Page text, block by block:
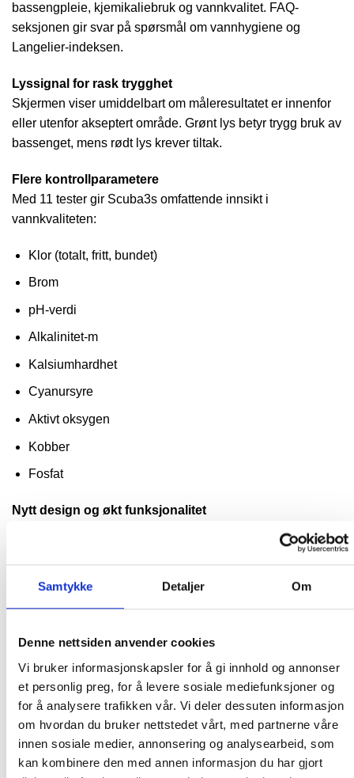
Samtykke Detaljer Om
Denne nettsiden anvender cookies
Vi bruker informasjonskapsler for å gi innhold og annonser
et personlig preg, for å levere sosiale mediefunksjoner og
for å analysere trafikken vår. Vi deler dessuten informasjon
om hvordan du bruker nettstedet vårt, med partnerne våre
innen sosiale medier, annonsering og analysearbeid, som
kan kombinere den med annen informasjon du har gjort
bassengpleie, kjemikaliebruk og vannkvalitet. FAQ-
seksjonen gir svar på spørsmål om vannhygiene og
Langelier-indeksen.
Lyssignal for rask trygghet
Skjermen viser umiddelbart om måleresultatet er innenfor
eller utenfor akseptert område. Grønt lys betyr trygg bruk av
bassenget, mens rødt lys krever tiltak.
Flere kontrollparametere
Med 11 tester gir Scuba3s omfattende innsikt i
vannkvaliteten:
Klor (totalt, fritt, bundet)
Brom
pH-verdi
Alkalinitet-m
Kalsiumhardhet
Cyanursyre
Aktivt oksygen
Kobber
Fosfat
Nytt design og økt funksjonalitet
Scuba3s har ergonomisk design som ligger godt i hånden.
Den flate baksiden gjør den praktisk å oppbevare, og den
vanntette konstruksjonen sikrer pålitelig bruk.
Brukergrensesnittet med større skjerm, intuitive
animasjoner og ikoner gjør den enkel å bruke.
Leveringsinnhold
Scuba3s i plastboks
20 DPD nr.1 tablettreagenser
20 Fenol Rød Fotometer tablettreagenser
10 DPD nr.3 Evo tablettreagenser